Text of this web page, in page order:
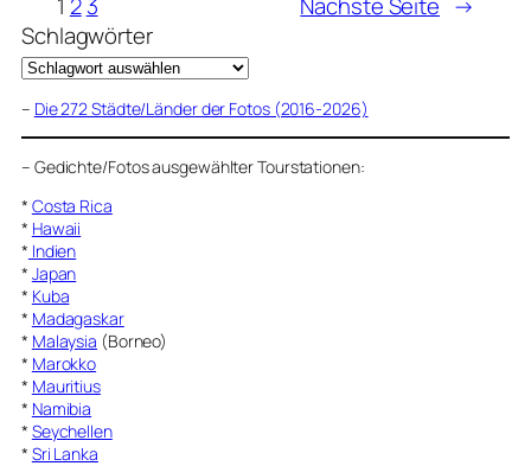
Schlagwörter
– Die 272 Städte/Länder der Fotos (2016-2026)
– Gedichte/Fotos ausgewählter Tourstationen:
* Costa Rica
* Hawaii
* Indien
* Japan
* Kuba
* Madagaskar
* Malaysia (Borneo)
* Marokko
* Mauritius
* Namibia
* Seychellen
* Sri Lanka